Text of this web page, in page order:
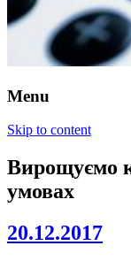
Menu
Skip to content
Вирощуємо
умовах
20.12.2017